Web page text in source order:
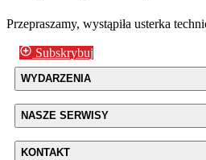
Przepraszamy, wystąpiła usterka
Subskrybuj
WYDARZENIA
NASZE SERWISY
KONTAKT